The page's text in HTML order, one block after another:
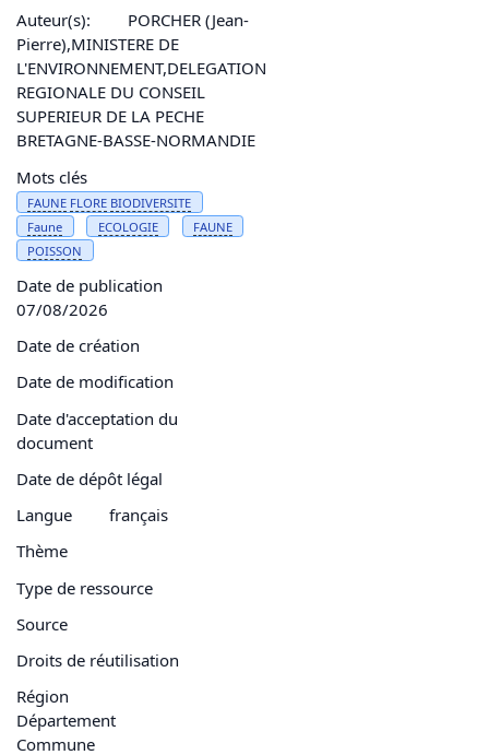
Auteur(s):
PORCHER (Jean-
Pierre),MINISTERE DE
L'ENVIRONNEMENT,DELEGATION
REGIONALE DU CONSEIL
SUPERIEUR DE LA PECHE
BRETAGNE-BASSE-NORMANDIE
Mots clés
FAUNE FLORE BIODIVERSITE
Faune
ECOLOGIE
FAUNE
POISSON
Date de publication
07/08/2026
Date de création
Date de modification
Date d'acceptation du
document
Date de dépôt légal
Langue
français
Thème
Type de ressource
Source
Droits de réutilisation
Région
Département
Commune